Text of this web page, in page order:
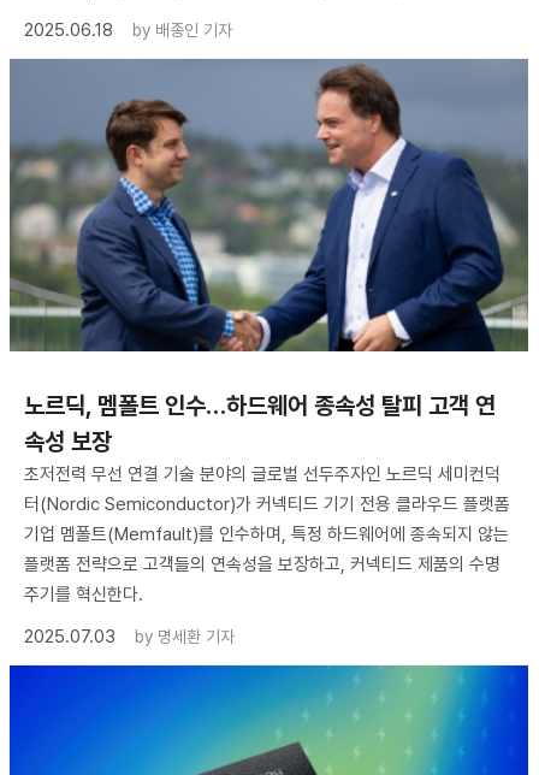
2025.06.18
by 배종인 기자
노르딕, 멤폴트 인수…하드웨어 종속성 탈피 고객 연
속성 보장
초저전력 무선 연결 기술 분야의 글로벌 선두주자인 노르딕 세미컨덕
터(Nordic Semiconductor)가 커넥티드 기기 전용 클라우드 플랫폼
기업 멤폴트(Memfault)를 인수하며, 특정 하드웨어에 종속되지 않는
플랫폼 전략으로 고객들의 연속성을 보장하고, 커넥티드 제품의 수명
주기를 혁신한다.
2025.07.03
by 명세환 기자